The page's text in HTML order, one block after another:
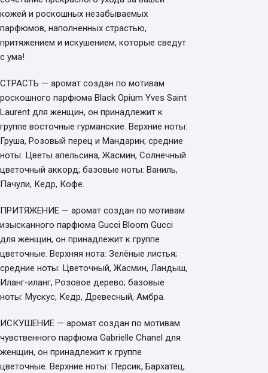
кожей и роскошных незабываемых
парфюмов, наполненных страстью,
притяжением и искушением, которые сведут
с ума!
СТРАСТЬ — аромат создан по мотивам
роскошного парфюма Black Opium Yves Saint
Laurent для женщин, он принадлежит к
группе восточные гурманские. Верхние ноты:
Груша, Розовый перец и Мандарин; средние
ноты: Цветы апельсина, Жасмин, Солнечный
цветочный аккорд; базовые ноты: Ваниль,
Пачули, Кедр, Кофе.
ПРИТЯЖЕНИЕ — аромат создан по мотивам
изысканного парфюма Gucci Bloom Gucci
для женщин, он принадлежит к группе
цветочные. Верхняя нота: Зелёные листья;
средние ноты: Цветочный, Жасмин, Ландыш,
Иланг-иланг, Розовое дерево; базовые
ноты: Мускус, Кедр, Древесный, Амбра.
ИСКУШЕНИЕ — аромат создан по мотивам
чувственного парфюма Gabrielle Chanel для
женщин, он принадлежит к группе
цветочные. Верхние ноты: Персик, Бархатец,